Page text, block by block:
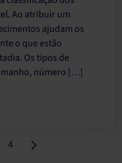
Ao atribuir um
ajudam os
o que estão
Os tipos de
número […]
Page
4